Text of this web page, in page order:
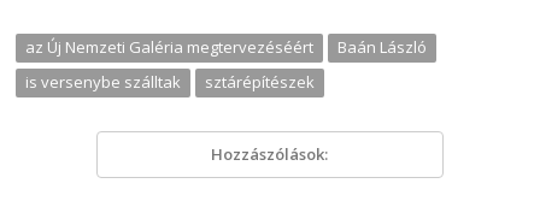
az Új Nemzeti Galéria megtervezéséért
Baán László
is versenybe szálltak
sztárépítészek
Hozzászólások: